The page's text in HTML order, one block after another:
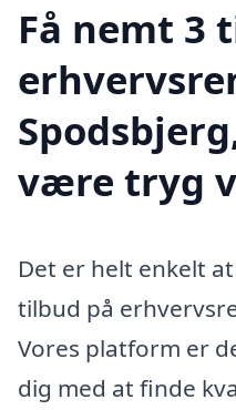
Få nemt 3
være tryg
Det er helt enkelt
tilbud på
Vores platform er
dig med at finde